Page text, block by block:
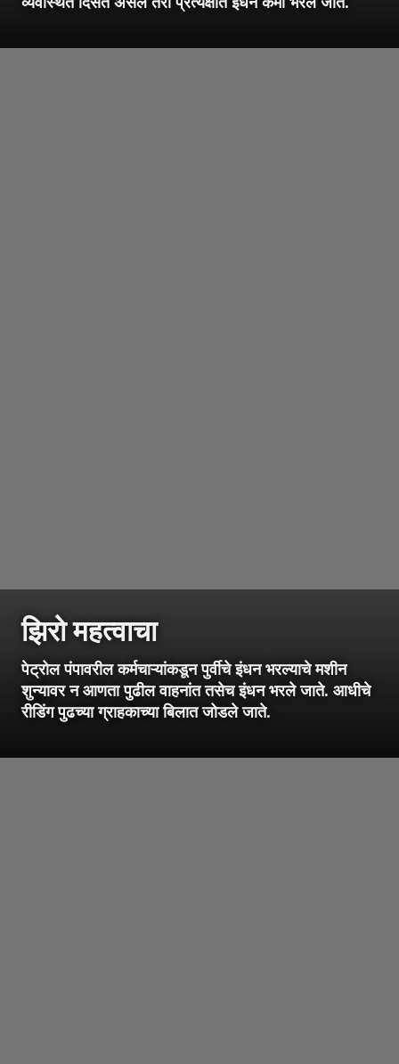
झिरो महत्वाचा
पेट्रोल पंपावरील कर्मचाऱ्यांकडून पुर्वीचे इंधन भरल्याचे मशीन
शुन्यावर न आणता पुढील वाहनांत तसेच इंधन भरले जाते. आधीचे
रीडिंग पुढच्या ग्राहकाच्या बिलात जोडले जाते.